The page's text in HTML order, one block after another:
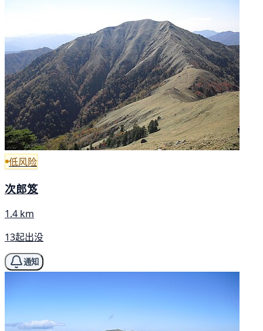
低风险
次郎笈
1.4 km
13起出没
通知